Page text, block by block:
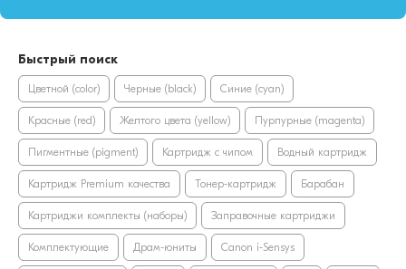
Быстрый поиск
Цветной (color) Черные (black) Синие (cyan)
Красные (red) Желтого цвета (yellow) Пурпурные (magenta)
Пигментные (pigment) Картридж с чипом Водный картридж
Картридж Premium качества Тонер-картридж Барабан
Картриджи комплекты (наборы) Заправочные картриджи
Комплектующие Драм-юниты Canon i-Sensys